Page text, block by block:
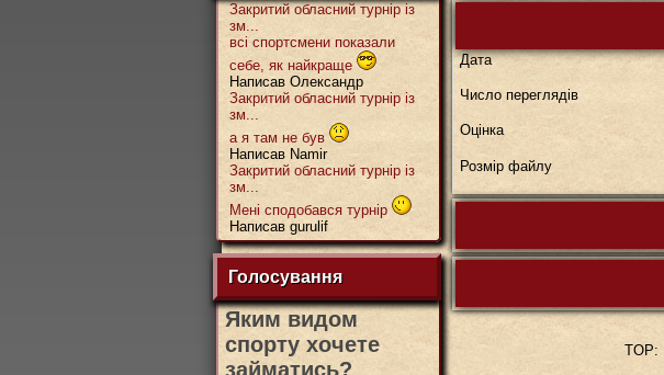
Закритий обласний турнір із
зм...
всі спортсмени показали
себе, як найкраще
Написав Олександр
Закритий обласний турнір із
зм...
а я там не був
Написав Namir
Закритий обласний турнір із
зм...
Мені сподобався турнір
Написав gurulif
Голосування
Яким видом
спорту хочете
займатись?
Дата
Число переглядів
Оцінка
Розмір файлу
TOP: